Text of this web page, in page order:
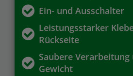
Ein- und Ausschalter
Leistungsstarker
Rückseite
Saubere Verarbeitung
Gewicht